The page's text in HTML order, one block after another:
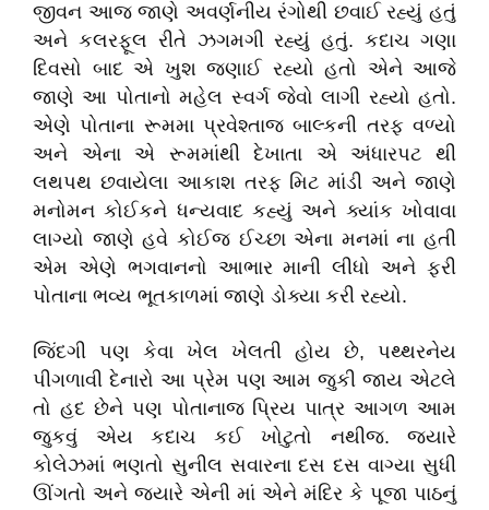
જીવન આજ જાણે અવર્ણનીય રંગોથી છવાઈ રહ્યું હતું
અને કલરફૂલ રીતે ઝગમગી રહ્યું હતું. કદાચ ગણા
દિવસો બાદ એ ખુશ જણાઈ રહ્યો હતો એને આજે
જાણે આ પોતાનો મહેલ સ્વર્ગ જેવો લાગી રહ્યો હતો.
એણે પોતાના રૂમમા પ્રવેશ્તાજ બાલ્કની તરફ વળ્યો
અને એના એ રૂમમાંથી દેખાતા એ અંધારપટ થી
લથપથ છવાયેલા આકાશ તરફ મિટ માંડી અને જાણે
મનોમન કોઈકને ધન્યવાદ કહ્યું અને ક્યાંક ખોવાવા
લાગ્યો જાણે હવે કોઈજ ઈચ્છા એના મનમાં ના હતી
એમ એણે ભગવાનનો આભાર માની લીધો અને ફરી
પોતાના ભવ્ય ભૂતકાળમાં જાણે ડોક્યા કરી રહ્યો.
જિંદગી પણ કેવા ખેલ ખેલતી હોય છે, પથ્થરનેય
પીગળાવી દેનારો આ પ્રેમ પણ આમ જુકી જાય એટલે
તો હદ છેને પણ પોતાનાજ પ્રિય પાત્ર આગળ આમ
જુકવું એય કદાચ કઈ ખોટુતો નથીજ. જયારે
કોલેઝમાં ભણતો સુનીલ સવારના દસ દસ વાગ્યા સુધી
ઊંગતો અને જયારે એની માં એને મંદિર કે પૂજા પાઠનું